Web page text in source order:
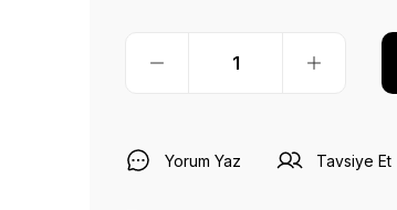
Yorum Yaz Tavsiye Et